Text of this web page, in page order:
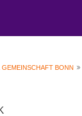
BONN